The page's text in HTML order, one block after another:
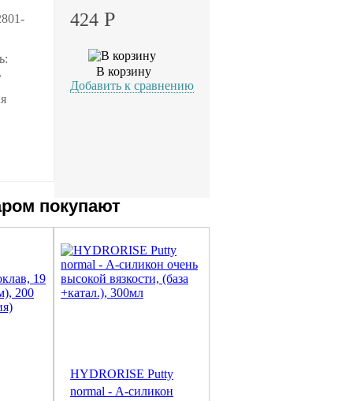
424 Р
В корзину
Добавить к сравнению
покупают
HYDRORISE Putty
normal - А-силикон